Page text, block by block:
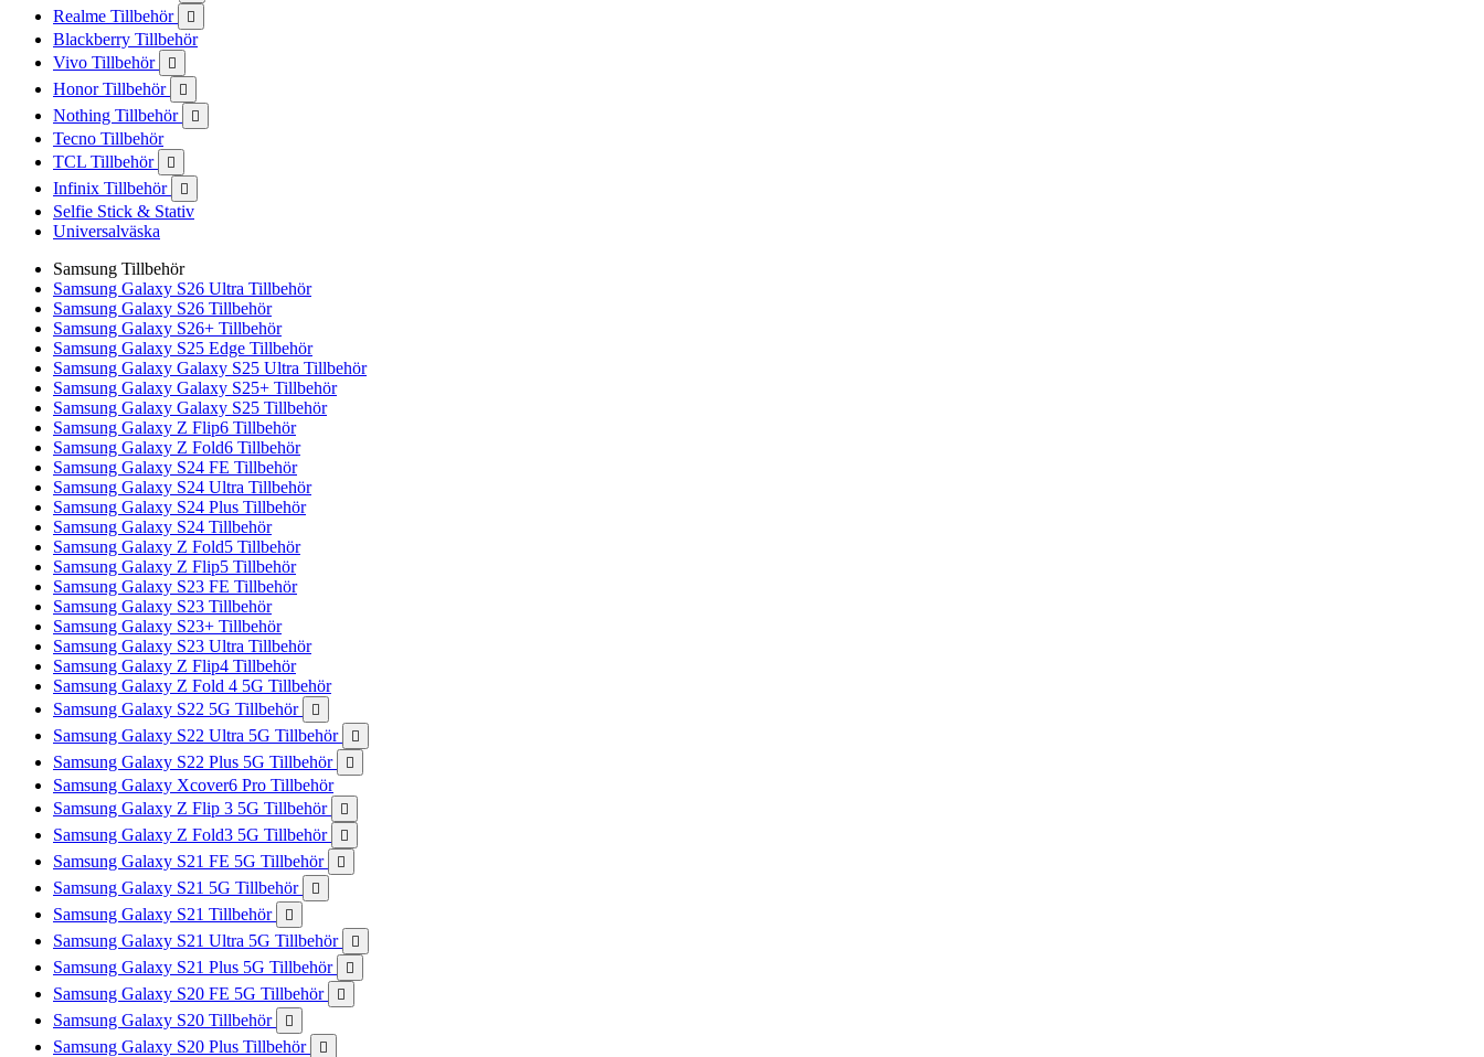
Realme Tillbehör 
Blackberry Tillbehör
Vivo Tillbehör

Honor Tillbehör 
Nothing Tillbehör 
Tecno Tillbehör
TCL Tillbehör

Infinix Tillbehör 
Selfie Stick & Stativ
Universalväska
Samsung Tillbehör
Samsung Galaxy S26 Ultra Tillbehör
Samsung Galaxy S26 Tillbehör
Samsung Galaxy S26+ Tillbehör
Samsung Galaxy S25 Edge Tillbehör
Samsung Galaxy Galaxy S25 Ultra Tillbehör
Samsung Galaxy Galaxy S25+ Tillbehör
Samsung Galaxy Galaxy S25 Tillbehör
Samsung Galaxy Z Flip6 Tillbehör
Samsung Galaxy Z Fold6 Tillbehör
Samsung Galaxy S24 FE Tillbehör
Samsung Galaxy S24 Ultra Tillbehör
Samsung Galaxy S24 Plus Tillbehör
Samsung Galaxy S24 Tillbehör
Samsung Galaxy Z Fold5 Tillbehör
Samsung Galaxy Z Flip5 Tillbehör
Samsung Galaxy S23 FE Tillbehör
Samsung Galaxy S23 Tillbehör
Samsung Galaxy S23+ Tillbehör
Samsung Galaxy S23 Ultra Tillbehör
Samsung Galaxy Z Flip4 Tillbehör
Samsung Galaxy Z Fold 4 5G Tillbehör
Samsung Galaxy S22 5G Tillbehör

Samsung Galaxy S22 Ultra 5G Tillbehör 
Samsung Galaxy S22 Plus 5G Tillbehör 
Samsung Galaxy Xcover6 Pro Tillbehör
Samsung Galaxy Z Flip 3 5G Tillbehör

Samsung Galaxy Z Fold3 5G Tillbehör 
Samsung Galaxy S21 FE 5G Tillbehör 
Samsung Galaxy S21 5G Tillbehör 
Samsung Galaxy S21 Tillbehör 
Samsung Galaxy S21 Ultra 5G Tillbehör 
Samsung Galaxy S21 Plus 5G Tillbehör 
Samsung Galaxy S20 FE 5G Tillbehör 
Samsung Galaxy S20 Tillbehör 
Samsung Galaxy S20 Plus Tillbehör 